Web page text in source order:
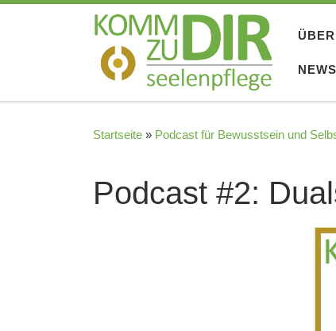
Zum Inhalt springen
Startseite » Podcast für Bewusstsein und
Podcast #2: